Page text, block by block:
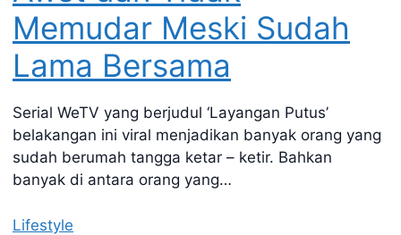
Memudar Meski Sudah
Lama Bersama
Serial WeTV yang berjudul ‘Layangan Putus’
belakangan ini viral menjadikan banyak orang yang
sudah berumah tangga ketar – ketir. Bahkan
banyak di antara orang yang…
Lifestyle